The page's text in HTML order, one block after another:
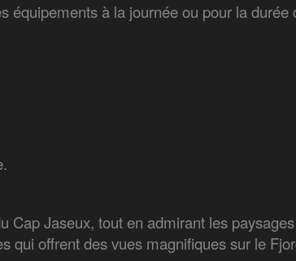
équipements à la journée ou pour la durée
Cap Jaseux, tout en admirant les
qui offrent des vues magnifiques sur le